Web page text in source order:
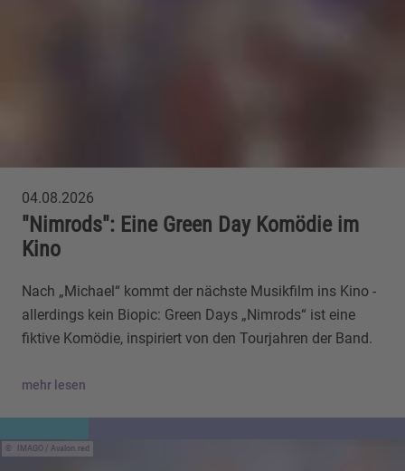
04.08.2026
"Nimrods": Eine Green Day Komödie im
Kino
Nach „Michael“ kommt der nächste Musikfilm ins Kino -
allerdings kein Biopic: Green Days „Nimrods“ ist eine
fiktive Komödie, inspiriert von den Tourjahren der Band.
mehr lesen
IMAGO / Avalon.red